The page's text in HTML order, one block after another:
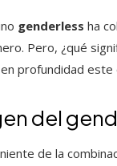
genderless ha
Pero, ¿qué
profundidad
del
de la